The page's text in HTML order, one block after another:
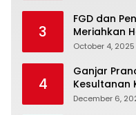
3
FGD dan
Meriahkan
October 4, 2025
4
Ganjar
Kesultanan
December 6,